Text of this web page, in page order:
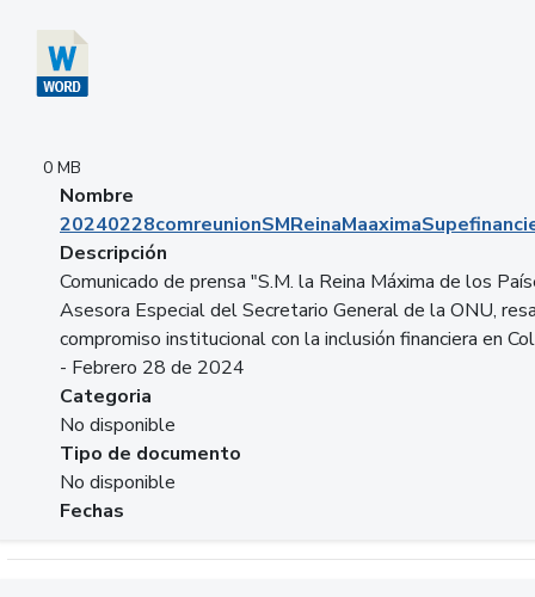
0 MB
Nombre
Descripción
Comunicado de prensa "S.M. la Reina Máxima de los
Asesora Especial del Secretario General de la ONU,
compromiso institucional con la inclusión financiera en
- Febrero 28 de 2024
Categoria
No disponible
Tipo de documento
No disponible
Fechas